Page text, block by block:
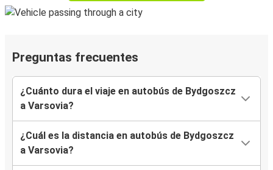
Preguntas frecuentes
¿Cuánto dura el viaje en autobús de Bydgoszcz
a Varsovia?
¿Cuál es la distancia en autobús de Bydgoszcz
a Varsovia?